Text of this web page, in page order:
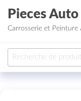
Aller au contenu
Pieces
Carrosserie et Peinture
Recherche pour :